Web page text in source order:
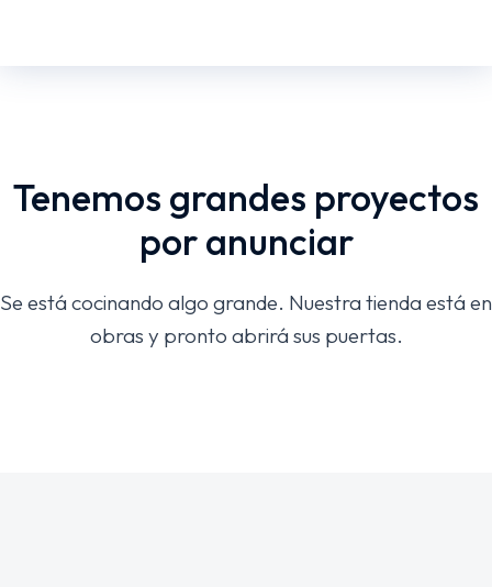
Tenemos grandes proyectos
por anunciar
Se está cocinando algo grande. Nuestra tienda está en
obras y pronto abrirá sus puertas.